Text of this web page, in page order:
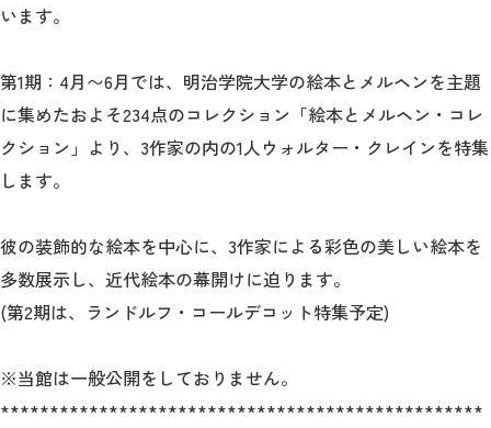
MGグッズ オンラインショップ
（外部サイト）
アクセス
キャンパス
案内
入試情報
お問合わせ 取材・撮影
います。
第1期：4月〜6月では、明治学院大学の絵本とメルヘンを主題
に集めたおよそ234点のコレクション「絵本とメルヘン・コレ
クション」より、3作家の内の1人ウォルター・クレインを特集
します。
彼の装飾的な絵本を中心に、3作家による彩色の美しい絵本を
多数展示し、近代絵本の幕開けに迫ります。
(第2期は、ランドルフ・コールデコット特集予定)
※当館は一般公開をしておりません。
*************************************************